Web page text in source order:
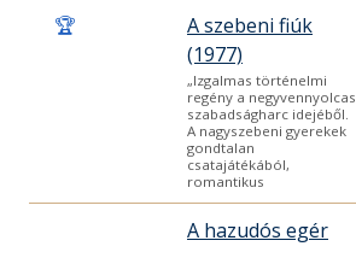
🏆
A szebeni fiúk
(1977)
„Izgalmas történelmi
regény a negyvennyolcas
szabadságharc idejéből.
A nagyszebeni gyerekek
gondtalan
csatajátékából,
romantikus
A hazudós egér